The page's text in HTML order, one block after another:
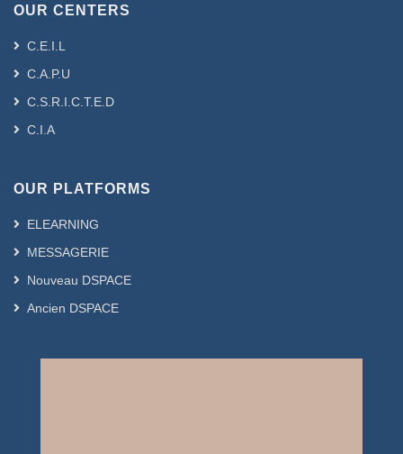
OUR CENTERS
C.E.I.L
C.A.P.U
C.S.R.I.C.T.E.D
C.I.A
OUR PLATFORMS
ELEARNING
MESSAGERIE
Nouveau DSPACE
Ancien DSPACE